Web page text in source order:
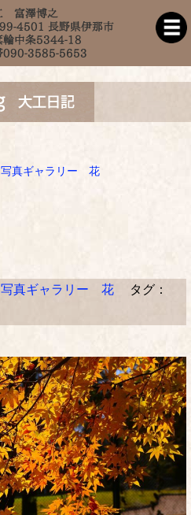
写真ギャラリー 花
写真ギャラリー 花 タグ：